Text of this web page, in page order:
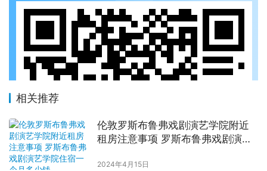
相关推荐
伦敦罗斯布鲁弗戏剧演艺学院附近
租房注意事项 罗斯布鲁弗戏剧演艺
2024年4月15日